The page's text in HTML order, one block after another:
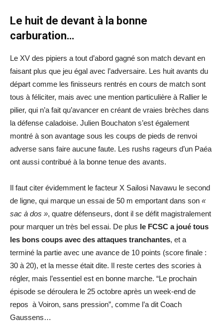
Le huit de devant à la bonne
carburation…
Le XV des pipiers a tout d’abord gagné son match devant en
faisant plus que jeu égal avec l’adversaire. Les huit avants du
départ comme les finisseurs rentrés en cours de match sont
tous à féliciter, mais avec une mention particulière à Rallier le
pilier, qui n’a fait qu’avancer en créant de vraies brèches dans
la défense caladoise. Julien Bouchaton s’est également
montré à son avantage sous les coups de pieds de renvoi
adverse sans faire aucune faute. Les rushs rageurs d’un Paéa
ont aussi contribué à la bonne tenue des avants.
Il faut citer évidemment le facteur X Sailosi Navawu le second
de ligne, qui marque un essai de 50 m emportant dans son «
sac à dos », quatre défenseurs, dont il se défit magistralement
pour marquer un très bel essai. De plus le FCSC a joué tous
les bons coups avec des attaques tranchantes, et a
terminé la partie avec une avance de 10 points (score finale :
30 à 20), et la messe était dite. Il reste certes des scories à
régler, mais l’essentiel est en bonne marche. “Le prochain
épisode se déroulera le 25 octobre après un week-end de
repos à Voiron, sans pression”, comme l’a dit Coach
Gaussens…